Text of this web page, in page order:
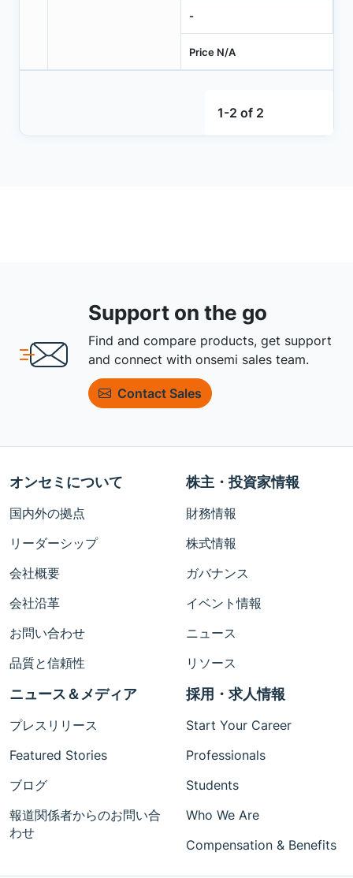
-
Price N/A
1-2 of 2
Support on the go
Find and compare products, get support
and connect with onsemi sales team.
Contact Sales
オンセミについて
国内外の拠点
リーダーシップ
会社概要
会社沿革
お問い合わせ
品質と信頼性
株主・投資家情報
財務情報
株式情報
ガバナンス
イベント情報
ニュース
リソース
ニュース＆メディア
プレスリリース
Featured Stories
ブログ
報道関係者からのお問い合
わせ
採用・求人情報
Start Your Career
Professionals
Students
Who We Are
Compensation & Benefits